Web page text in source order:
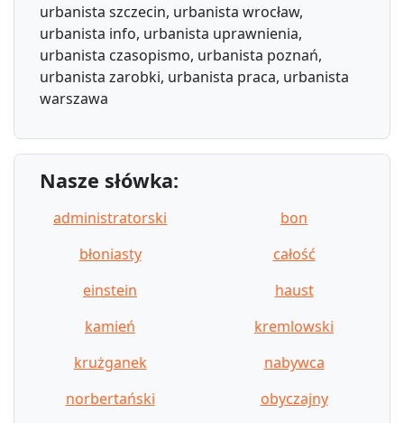
urbanista szczecin, urbanista wrocław,
urbanista info, urbanista uprawnienia,
urbanista czasopismo, urbanista poznań,
urbanista zarobki, urbanista praca, urbanista
warszawa
Nasze słówka:
administratorski
bon
błoniasty
całość
einstein
haust
kamień
kremlowski
krużganek
nabywca
norbertański
obyczajny